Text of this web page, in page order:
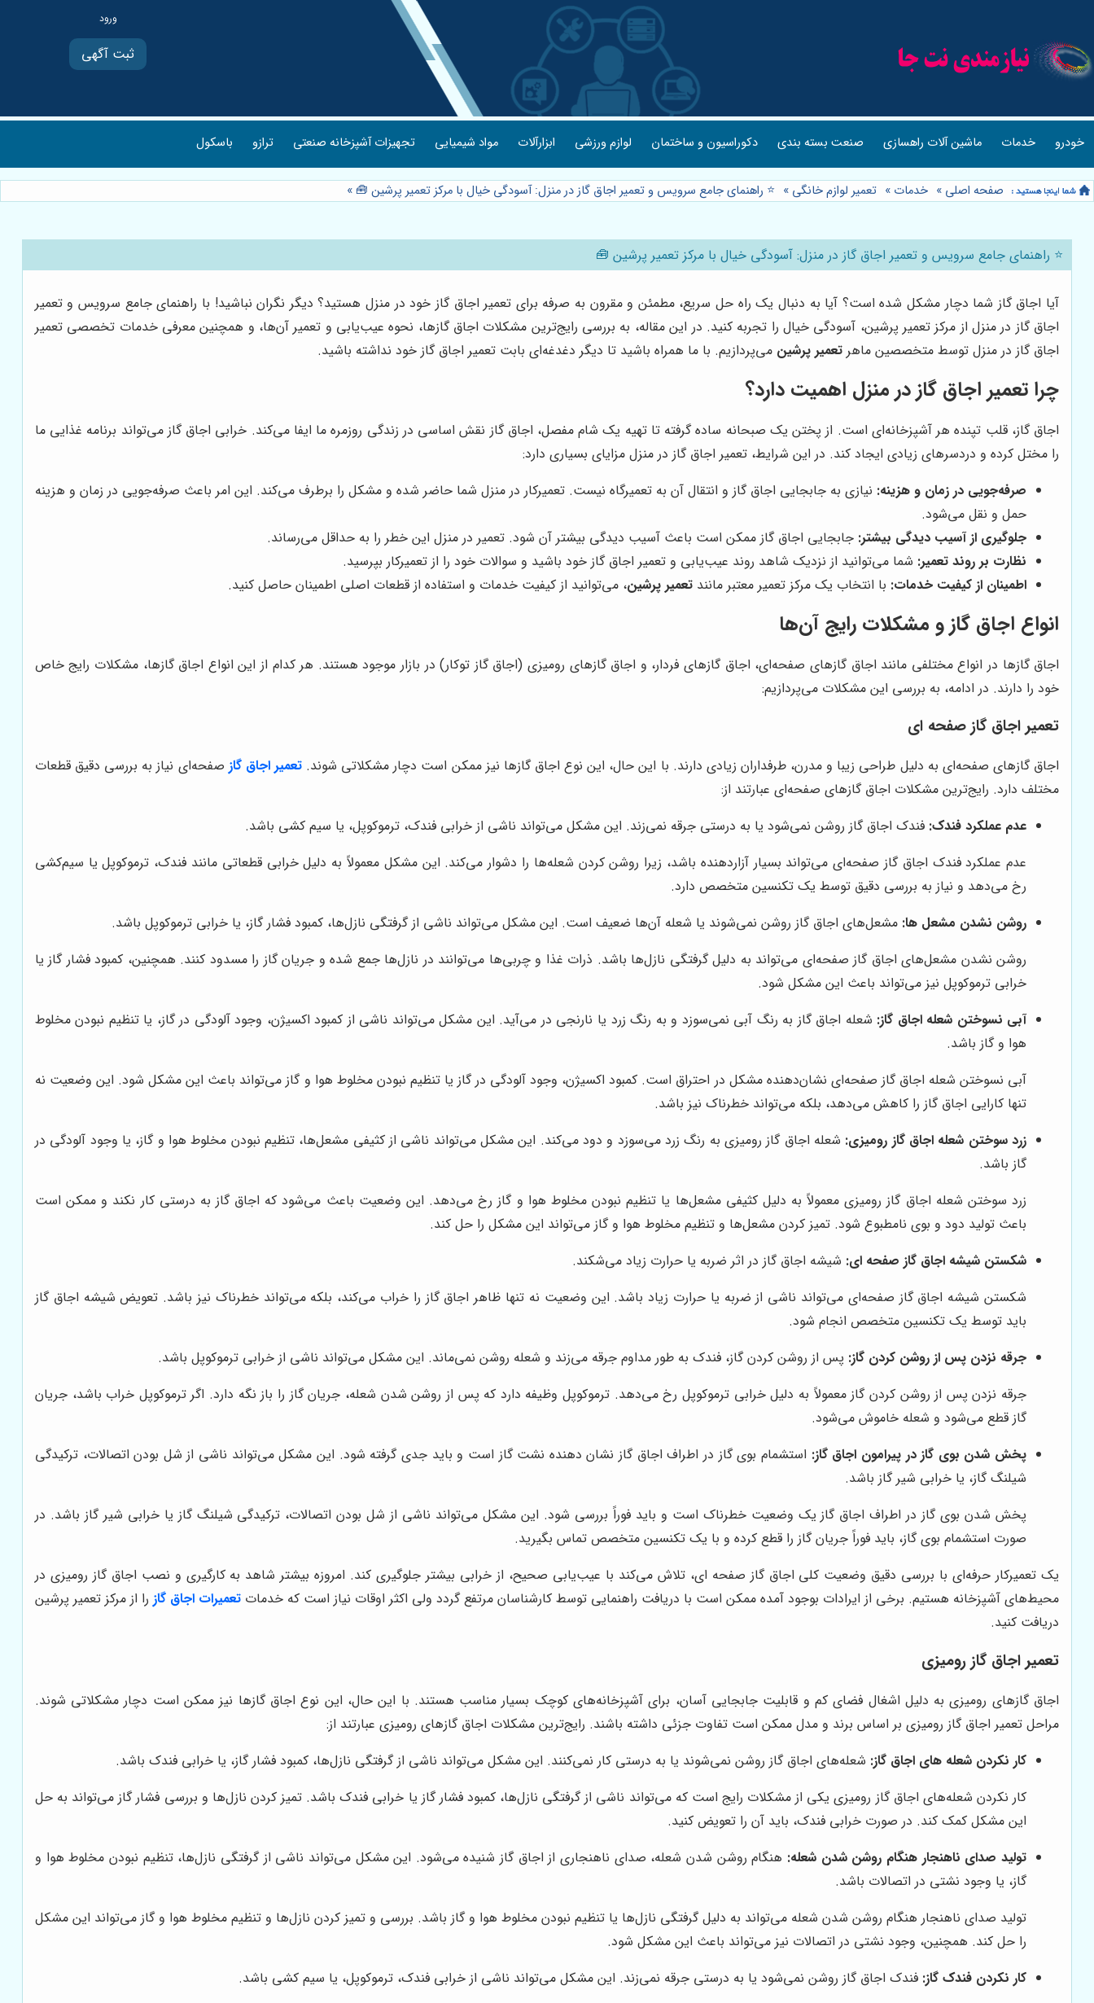
ثبت آگهی
خودرو خدمات ماشین آلات راهسازی صنعت بسته بندی دکوراسیون و ساختمان لوازم ورزشی ابزارآلات مواد شیمیایی تجهیزات آشپزخانه صنعتی ترازو باسکول
صفحه اصلی » خدمات » تعمیر لوازم خانگی » ⭐️ راهنمای جامع سرویس و تعمیر اجاق گاز در منزل: آسودگی خیال با مرکز تعمیر پرشین 🧰 »
⭐️ راهنمای جامع سرویس و تعمیر اجاق گاز در منزل: آسودگی خیال با مرکز تعمیر پرشین 🧰
آیا اجاق گاز شما دچار مشکل شده است؟ آیا به دنبال یک راه حل سریع، مطمئن و مقرون به صرفه برای تعمیر اجاق گاز خود در منزل هستید؟ دیگر نگران نباشید! با راهنمای جامع سرویس و تعمیر
اجاق گاز در منزل از مرکز تعمیر پرشین، آسودگی خیال را تجربه کنید. در این مقاله، به بررسی رایج‌ترین مشکلات اجاق گازها، نحوه عیب‌یابی و تعمیر آن‌ها، و همچنین معرفی خدمات تخصصی تعمیر
اجاق گاز در منزل توسط متخصصین ماهر تعمیر پرشین می‌پردازیم. با ما همراه باشید تا دیگر دغدغه‌ای بابت تعمیر اجاق گاز خود نداشته باشید.
چرا تعمیر اجاق گاز در منزل اهمیت دارد؟
اجاق گاز، قلب تپنده هر آشپزخانه‌ای است. از پختن یک صبحانه ساده گرفته تا تهیه یک شام مفصل، اجاق گاز نقش اساسی در زندگی روزمره ما ایفا می‌کند. خرابی اجاق گاز می‌تواند برنامه غذایی ما
را مختل کرده و دردسرهای زیادی ایجاد کند. در این شرایط، تعمیر اجاق گاز در منزل مزایای بسیاری دارد:
صرفه‌جویی در زمان و هزینه: نیازی به جابجایی اجاق گاز و انتقال آن به تعمیرگاه نیست. تعمیرکار در منزل شما حاضر شده و مشکل را برطرف می‌کند. این امر باعث صرفه‌جویی در زمان و هزینه
حمل و نقل می‌شود.
جلوگیری از آسیب دیدگی بیشتر: جابجایی اجاق گاز ممکن است باعث آسیب دیدگی بیشتر آن شود. تعمیر در منزل این خطر را به حداقل می‌رساند.
نظارت بر روند تعمیر: شما می‌توانید از نزدیک شاهد روند عیب‌یابی و تعمیر اجاق گاز خود باشید و سوالات خود را از تعمیرکار بپرسید.
اطمینان از کیفیت خدمات: با انتخاب یک مرکز تعمیر معتبر مانند تعمیر پرشین، می‌توانید از کیفیت خدمات و استفاده از قطعات اصلی اطمینان حاصل کنید.
انواع اجاق گاز و مشکلات رایج آن‌ها
اجاق گازها در انواع مختلفی مانند اجاق گازهای صفحه‌ای، اجاق گازهای فردار، و اجاق گازهای رومیزی (اجاق گاز توکار) در بازار موجود هستند. هر کدام از این انواع اجاق گازها، مشکلات رایج خاص
خود را دارند. در ادامه، به بررسی این مشکلات می‌پردازیم:
تعمیر اجاق گاز صفحه ای
اجاق گازهای صفحه‌ای به دلیل طراحی زیبا و مدرن، طرفداران زیادی دارند. با این حال، این نوع اجاق گازها نیز ممکن است دچار مشکلاتی شوند.تعمیر اجاق گاز صفحه‌ای نیاز به بررسی دقیق قطعات
مختلف دارد. رایج‌ترین مشکلات اجاق گازهای صفحه‌ای عبارتند از:
عدم عملکرد فندک: فندک اجاق گاز روشن نمی‌شود یا به درستی جرقه نمی‌زند. این مشکل می‌تواند ناشی از خرابی فندک، ترموکوپل، یا سیم کشی باشد.
عدم عملکرد فندک اجاق گاز صفحه‌ای می‌تواند بسیار آزاردهنده باشد، زیرا روشن کردن شعله‌ها را دشوار می‌کند. این مشکل معمولاً به دلیل خرابی قطعاتی مانند فندک، ترموکوپل یا سیم‌کشی
رخ می‌دهد و نیاز به بررسی دقیق توسط یک تکنسین متخصص دارد.
روشن نشدن مشعل ها: مشعل‌های اجاق گاز روشن نمی‌شوند یا شعله آن‌ها ضعیف است. این مشکل می‌تواند ناشی از گرفتگی نازل‌ها، کمبود فشار گاز، یا خرابی ترموکوپل باشد.
روشن نشدن مشعل‌های اجاق گاز صفحه‌ای می‌تواند به دلیل گرفتگی نازل‌ها باشد. ذرات غذا و چربی‌ها می‌توانند در نازل‌ها جمع شده و جریان گاز را مسدود کنند. همچنین، کمبود فشار گاز یا
خرابی ترموکوپل نیز می‌تواند باعث این مشکل شود.
آبی نسوختن شعله اجاق گاز: شعله اجاق گاز به رنگ آبی نمی‌سوزد و به رنگ زرد یا نارنجی در می‌آید. این مشکل می‌تواند ناشی از کمبود اکسیژن، وجود آلودگی در گاز، یا تنظیم نبودن مخلوط
هوا و گاز باشد.
آبی نسوختن شعله اجاق گاز صفحه‌ای نشان‌دهنده مشکل در احتراق است. کمبود اکسیژن، وجود آلودگی در گاز یا تنظیم نبودن مخلوط هوا و گاز می‌تواند باعث این مشکل شود. این وضعیت نه
تنها کارایی اجاق گاز را کاهش می‌دهد، بلکه می‌تواند خطرناک نیز باشد.
زرد سوختن شعله اجاق گاز رومیزی: شعله اجاق گاز رومیزی به رنگ زرد می‌سوزد و دود می‌کند. این مشکل می‌تواند ناشی از کثیفی مشعل‌ها، تنظیم نبودن مخلوط هوا و گاز، یا وجود آلودگی در
گاز باشد.
زرد سوختن شعله اجاق گاز رومیزی معمولاً به دلیل کثیفی مشعل‌ها یا تنظیم نبودن مخلوط هوا و گاز رخ می‌دهد. این وضعیت باعث می‌شود که اجاق گاز به درستی کار نکند و ممکن است
باعث تولید دود و بوی نامطبوع شود. تمیز کردن مشعل‌ها و تنظیم مخلوط هوا و گاز می‌تواند این مشکل را حل کند.
شکستن شیشه اجاق گاز صفحه ای: شیشه اجاق گاز در اثر ضربه یا حرارت زیاد می‌شکند.
شکستن شیشه اجاق گاز صفحه‌ای می‌تواند ناشی از ضربه یا حرارت زیاد باشد. این وضعیت نه تنها ظاهر اجاق گاز را خراب می‌کند، بلکه می‌تواند خطرناک نیز باشد. تعویض شیشه اجاق گاز
باید توسط یک تکنسین متخصص انجام شود.
جرقه نزدن پس از روشن کردن گاز: پس از روشن کردن گاز، فندک به طور مداوم جرقه می‌زند و شعله روشن نمی‌ماند. این مشکل می‌تواند ناشی از خرابی ترموکوپل باشد.
جرقه نزدن پس از روشن کردن گاز معمولاً به دلیل خرابی ترموکوپل رخ می‌دهد. ترموکوپل وظیفه دارد که پس از روشن شدن شعله، جریان گاز را باز نگه دارد. اگر ترموکوپل خراب باشد، جریان
گاز قطع می‌شود و شعله خاموش می‌شود.
پخش شدن بوی گاز در پیرامون اجاق گاز: استشمام بوی گاز در اطراف اجاق گاز نشان دهنده نشت گاز است و باید جدی گرفته شود. این مشکل می‌تواند ناشی از شل بودن اتصالات، ترکیدگی
شیلنگ گاز، یا خرابی شیر گاز باشد.
پخش شدن بوی گاز در اطراف اجاق گاز یک وضعیت خطرناک است و باید فوراً بررسی شود. این مشکل می‌تواند ناشی از شل بودن اتصالات، ترکیدگی شیلنگ گاز یا خرابی شیر گاز باشد. در
صورت استشمام بوی گاز، باید فوراً جریان گاز را قطع کرده و با یک تکنسین متخصص تماس بگیرید.
یک تعمیرکار حرفه‌ای با بررسی دقیق وضعیت کلی اجاق گاز صفحه ای، تلاش می‌کند با عیب‌یابی صحیح، از خرابی بیشتر جلوگیری کند. امروزه بیشتر شاهد به کارگیری و نصب اجاق گاز رومیزی در
محیط‌های آشپزخانه هستیم. برخی از ایرادات بوجود آمده ممکن است با دریافت راهنمایی توسط کارشناسان مرتفع گردد ولی اکثر اوقات نیاز است که خدماتتعمیرات اجاق گاز را از مرکز تعمیر پرشین
دریافت کنید.
تعمیر اجاق گاز رومیزی
اجاق گازهای رومیزی به دلیل اشغال فضای کم و قابلیت جابجایی آسان، برای آشپزخانه‌های کوچک بسیار مناسب هستند. با این حال، این نوع اجاق گازها نیز ممکن است دچار مشکلاتی شوند.
مراحل تعمیر اجاق گاز رومیزی بر اساس برند و مدل ممکن است تفاوت جزئی داشته باشند. رایج‌ترین مشکلات اجاق گازهای رومیزی عبارتند از:
کار نکردن شعله های اجاق گاز: شعله‌های اجاق گاز روشن نمی‌شوند یا به درستی کار نمی‌کنند. این مشکل می‌تواند ناشی از گرفتگی نازل‌ها، کمبود فشار گاز، یا خرابی فندک باشد.
کار نکردن شعله‌های اجاق گاز رومیزی یکی از مشکلات رایج است که می‌تواند ناشی از گرفتگی نازل‌ها، کمبود فشار گاز یا خرابی فندک باشد. تمیز کردن نازل‌ها و بررسی فشار گاز می‌تواند به حل
این مشکل کمک کند. در صورت خرابی فندک، باید آن را تعویض کنید.
تولید صدای ناهنجار هنگام روشن شدن شعله: هنگام روشن شدن شعله، صدای ناهنجاری از اجاق گاز شنیده می‌شود. این مشکل می‌تواند ناشی از گرفتگی نازل‌ها، تنظیم نبودن مخلوط هوا و
گاز، یا وجود نشتی در اتصالات باشد.
تولید صدای ناهنجار هنگام روشن شدن شعله می‌تواند به دلیل گرفتگی نازل‌ها یا تنظیم نبودن مخلوط هوا و گاز باشد. بررسی و تمیز کردن نازل‌ها و تنظیم مخلوط هوا و گاز می‌تواند این مشکل
را حل کند. همچنین، وجود نشتی در اتصالات نیز می‌تواند باعث این مشکل شود.
کار نکردن فندک گاز: فندک اجاق گاز روشن نمی‌شود یا به درستی جرقه نمی‌زند. این مشکل می‌تواند ناشی از خرابی فندک، ترموکوپل، یا سیم کشی باشد.